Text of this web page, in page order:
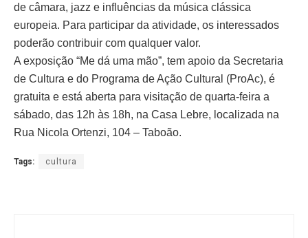
de câmara, jazz e influências da música clássica
europeia. Para participar da atividade, os interessados
poderão contribuir com qualquer valor.
A exposição “Me dá uma mão”, tem apoio da Secretaria
de Cultura e do Programa de Ação Cultural (ProAc), é
gratuita e está aberta para visitação de quarta-feira a
sábado, das 12h às 18h, na Casa Lebre, localizada na
Rua Nicola Ortenzi, 104 – Taboão.
Tags: cultura